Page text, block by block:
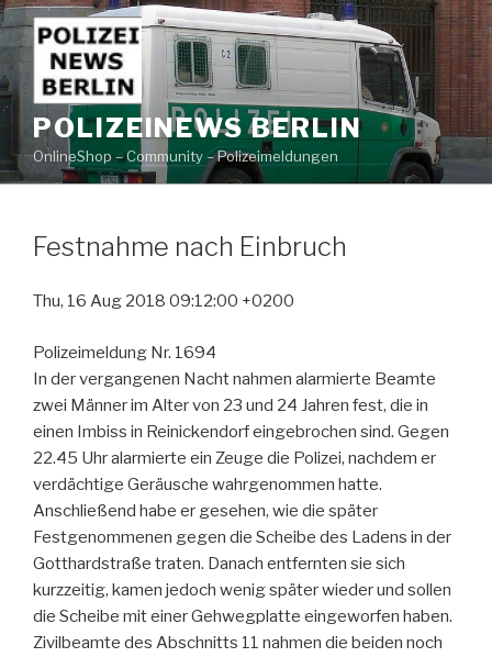
Zum
Inhalt
springen
POLIZEINEWS BERLIN
OnlineShop – Community – Polizeimeldungen
Festnahme nach Einbruch
Thu, 16 Aug 2018 09:12:00 +0200
Polizeimeldung Nr. 1694
In der vergangenen Nacht nahmen alarmierte Beamte
zwei Männer im Alter von 23 und 24 Jahren fest, die in
einen Imbiss in Reinickendorf eingebrochen sind. Gegen
22.45 Uhr alarmierte ein Zeuge die Polizei, nachdem er
verdächtige Geräusche wahrgenommen hatte.
Anschließend habe er gesehen, wie die später
Festgenommenen gegen die Scheibe des Ladens in der
Gotthardstraße traten. Danach entfernten sie sich
kurzzeitig, kamen jedoch wenig später wieder und sollen
die Scheibe mit einer Gehwegplatte eingeworfen haben.
Zivilbeamte des Abschnitts 11 nahmen die beiden noch